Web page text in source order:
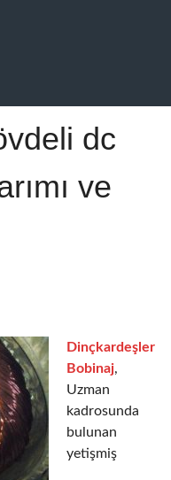
dc
ve
Dinçkardeşler
Bobinaj,
Uzman
kadrosunda
bulunan
yetişmiş